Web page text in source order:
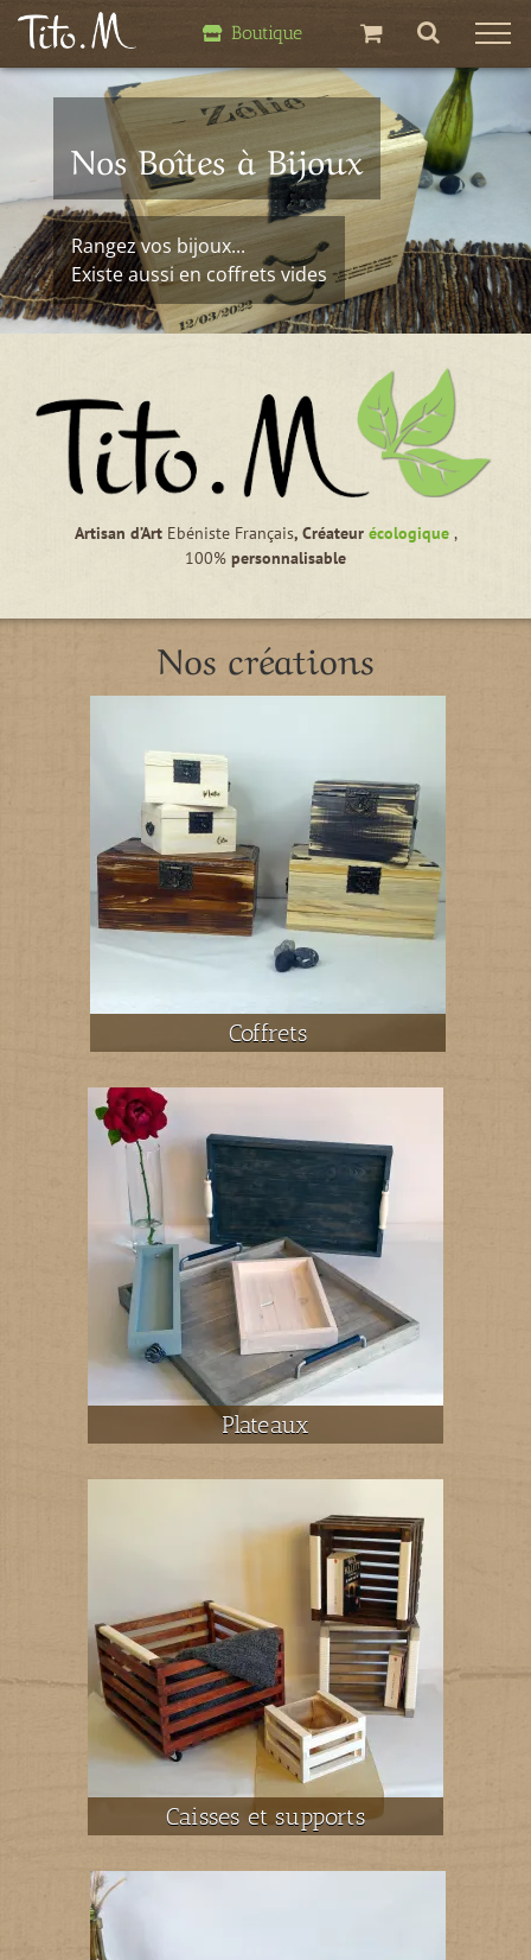
Passer
Boutique
Nos Boîtes à Bijoux
Rangez vos bijoux...
Existe aussi en coffrets vides
Artisan d’Art Ebéniste Français, Créateur écologique ,
100% personnalisable
Nos créations
Coffrets
Plateaux
Caisses et supports